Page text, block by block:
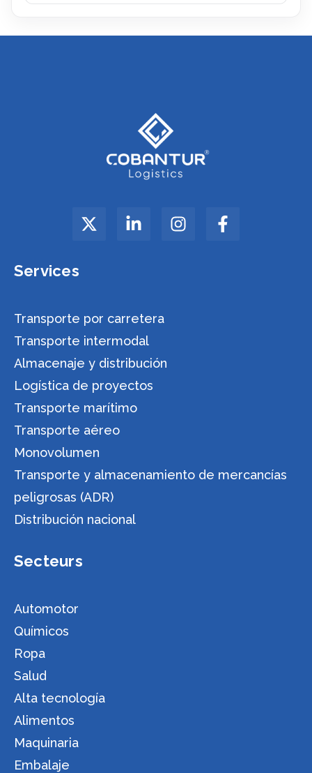
Services
Transporte por carretera
Transporte intermodal
Almacenaje y distribución
Logística de proyectos
Transporte marítimo
Transporte aéreo
Monovolumen
Transporte y almacenamiento de mercancías
peligrosas (ADR)
Distribución nacional
Secteurs
Automotor
Químicos
Ropa
Salud
Alta tecnología
Alimentos
Maquinaria
Embalaje